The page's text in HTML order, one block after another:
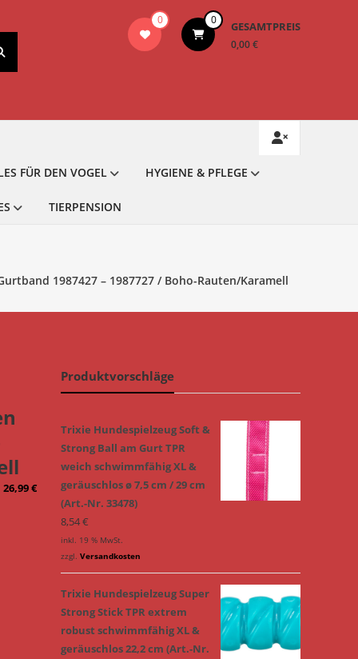
0 0 GESAMTPREIS
0,00 €
FÜR DEN VOGEL HYGIENE & PFLEGE
TIERPENSION
1987427 – 1987727 / Boho-Rauten/Karamell
26,99€
Produktvorschläge
Trixie Hundespielzeug Soft &
Strong Ball am Gurt TPR
weich schwimmfähig XL &
geräuschlos ø 7,5 cm / 29 cm
(Art.-Nr. 33478)
8,54€
inkl. 19 % MwSt.
zzgl. Versandkosten
Trixie Hundespielzeug Super
Strong Stick TPR extrem
robust schwimmfähig XL &
geräuschlos 22,2 cm (Art.-Nr.